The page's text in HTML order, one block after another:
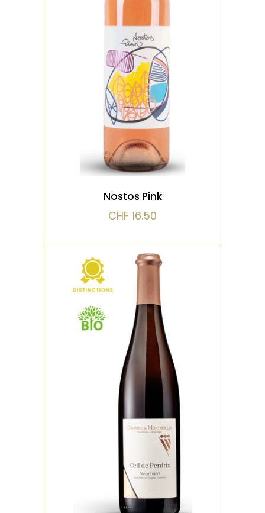
Couleur rose vif. Nez intense
aux arômes de bonbon à la
fraise, de grenadine et de
rose. Vin mi-co
VOIR LE PRODUIT
Nostos Pink
CHF 16.50
DISTINCTIONS
Rond et harmonieux, très joli
fruité Cépages: 100% Pinot
VOIR LE PRODUIT